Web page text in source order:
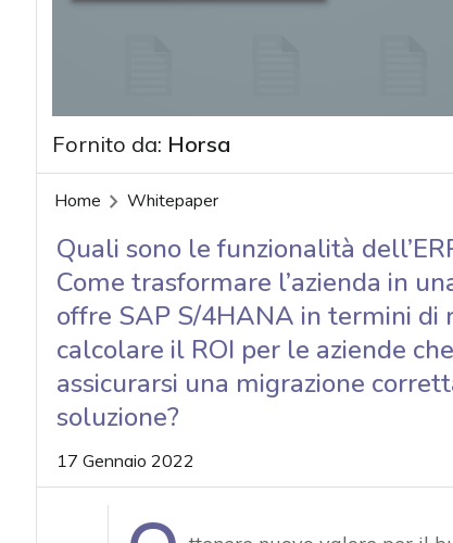
Fornito da: Horsa
Home Whitepaper
Quali sono le funzionalità
Come trasformare l’azienda in
offre SAP S/4HANA in termini di
calcolare il ROI per le aziende
assicurarsi una migrazione
soluzione?
17 Gennaio 2022